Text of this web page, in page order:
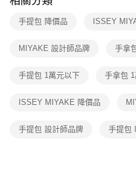
後付繳納相關費用。
是否繳費成功／繳費後需取消欲退款
易，需依本服務之必要範圍內提供個
２．關於個人資料處理事宜，請瀏覽
「AFTEE先享後付」，若未經同意申
免運費
免運費
手提包 降價品 ISSEY
MIYAKE 設計師品牌 手拿
手提包 1萬元以下 手拿包
ISSEY MIYAKE 降價品
手提包 設計師品牌 手提包